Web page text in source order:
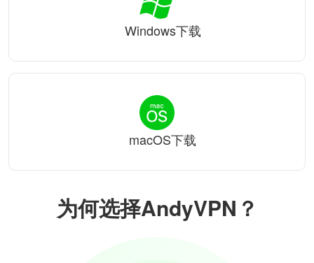
为何选择AndyVPN？
Windows下载
macOS下载